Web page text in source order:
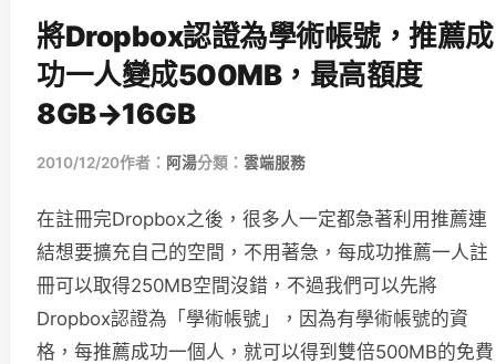
將Dropbox認證為學術帳號，推薦成
功一人變成500MB，最高額度
8GB→16GB
2010/12/20作者： 阿湯分類： 雲端服務
在註冊完Dropbox之後，很多人一定都急著利用推薦連
結想要擴充自己的空間，不用著急，每成功推薦一人註
冊可以取得250MB空間沒錯，不過我們可以先將
Dropbox認證為「學術帳號」，因為有學術帳號的資
格，每推薦成功一個人，就可以得到雙倍500MB的免費